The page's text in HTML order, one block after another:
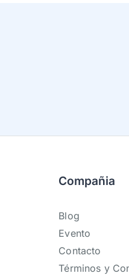
Compañia
Blog
Evento
Contacto
Términos y